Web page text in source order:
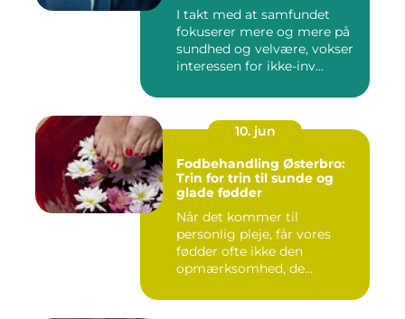
I takt med at samfundet
fokuserer mere og mere på
sundhed og velvære, vokser
interessen for ikke-inv...
10. jun
Fodbehandling Østerbro:
Trin for trin til sunde og
glade fødder
Når det kommer til
personlig pleje, får vores
fødder ofte ikke den
opmærksomhed, de